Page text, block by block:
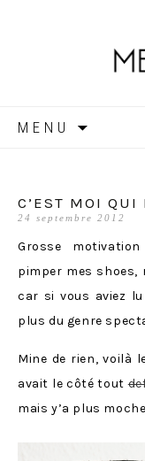
MENU
C’EST MOI QUI
24 septembre 2012
Grosse
pimper mes shoes,
car si vous aviez lu
plus du genre
Mine de rien, voilà
avait le côté tout
mais y’a plus